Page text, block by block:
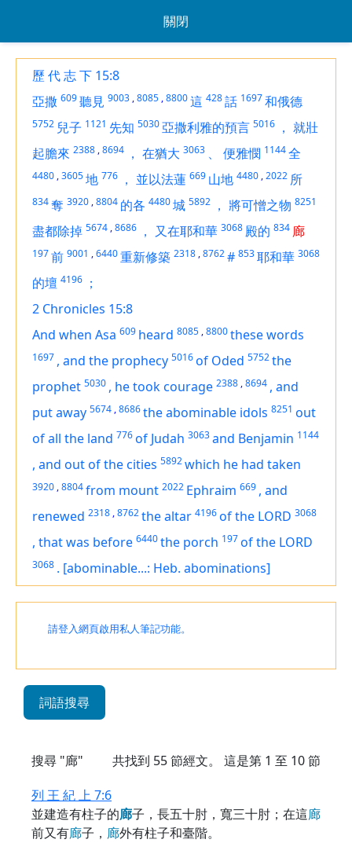
關閉
歷 代 志 下 15:8
亞撒 609聽見 9003 ,8085 ,8800這 428話 1697和俄德
5752 兒子 1121 先知 5030亞撒利雅的預言 5016 ， 就壯
起膽來 2388 ,8694 ， 在猶大 3063 、 便雅憫 1144全
4480 ,3605地 776 ， 並以法蓮 669 山地 4480 ,2022 所
834奪 3920 ,8804 的各 4480城 5892 ， 將可憎之物 8251
盡都除掉 5674 ,8686 ， 又在耶和華 3068 殿的 834 廊
197前 9001 ,6440重新修築 2318 ,8762# 853耶和華 3068
的壇 4196 ；
2 Chronicles 15:8
And when Asa 609 heard 8085 ,8800these words
1697 , and the prophecy 5016of Oded 5752the
prophet 5030 , he took courage 2388 ,8694 , and
put away 5674 ,8686the abominable idols 8251 out
of all the land 776of Judah 3063and Benjamin 1144
, and out of the cities 5892which he had taken
3920 ,8804from mount 2022 Ephraim 669 , and
renewed 2318 ,8762the altar 4196of the LORD 3068
, thatwas before 6440the porch 197of the LORD
3068 . [abominable...: Heb. abominations]
請登入網頁啟用私人筆記功能。
詞語搜尋
搜尋 "廊" 共找到 55節經文。 這是第 1 至 10 節
列 王 紀 上 7:6
並建造有柱子的廊子，長五十肘，寬三十肘；在這廊
前又有廊子， 廊外有柱子和臺階。